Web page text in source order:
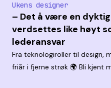
Ukens designer
– Det å være en
verdsettes like høyt
lederansvar
Fra teknologiroller til design,
friår i fjerne strøk 🌍 Bli kjent